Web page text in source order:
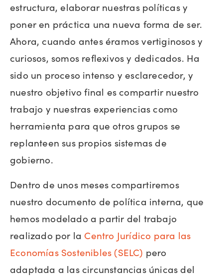
estructura, elaborar nuestras políticas y
poner en práctica una nueva forma de ser.
Ahora, cuando antes éramos vertiginosos y
curiosos, somos reflexivos y dedicados. Ha
sido un proceso intenso y esclarecedor, y
nuestro objetivo final es compartir nuestro
trabajo y nuestras experiencias como
herramienta para que otros grupos se
replanteen sus propios sistemas de
gobierno.
Dentro de unos meses compartiremos
nuestro documento de política interna, que
hemos modelado a partir del trabajo
realizado por la Centro Jurídico para las
Economías Sostenibles (SELC) pero
adaptada a las circunstancias únicas del